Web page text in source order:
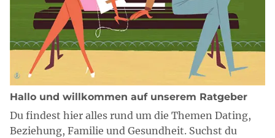
Hallo und willkommen auf unserem Ratgeber
Du findest hier alles rund um die Themen Dating,
Beziehung, Familie und Gesundheit. Suchst du